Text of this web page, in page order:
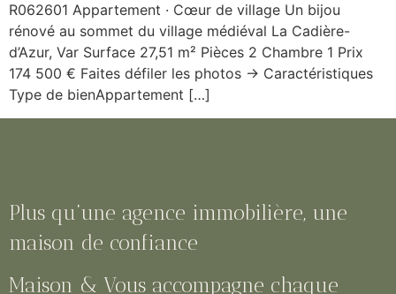
R062601 Appartement · Cœur de village Un bijou
rénové au sommet du village médiéval La Cadière-
d’Azur, Var Surface 27,51 m² Pièces 2 Chambre 1 Prix
174 500 € Faites défiler les photos → Caractéristiques
Type de bienAppartement […]
Plus qu’une agence immobilière, une
maison de confiance
Maison & Vous accompagne chaque